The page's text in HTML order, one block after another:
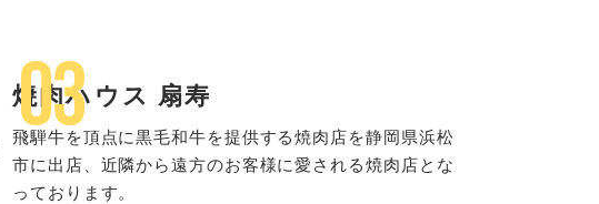
焼肉ハウス 扇寿
飛騨牛を頂点に黒毛和牛を提供する焼肉店を静岡県浜松
市に出店、近隣から遠方のお客様に愛される焼肉店とな
っております。